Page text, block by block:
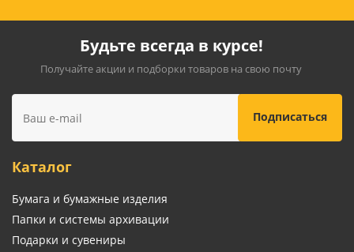
Будьте всегда в курсе!
Получайте акции и подборки товаров на свою почту
Каталог
Бумага и бумажные изделия
Папки и системы архивации
Подарки и сувениры